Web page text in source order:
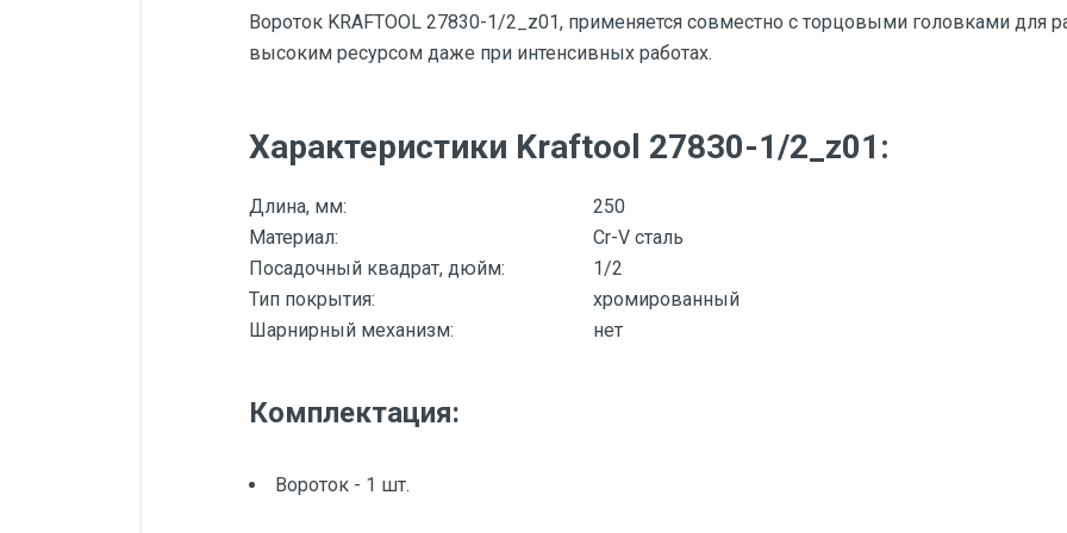
Вороток KRAFTOOL 27830-1/2_z01, применяется совместно с торцовыми головками для
высоким ресурсом даже при интенсивных работах.
Характеристики Kraftool 27830-1/2_z01:
Длина, мм:
250
Материал:
Cr-V сталь
Посадочный квадрат, дюйм:
1/2
Тип покрытия:
хромированный
Шарнирный механизм:
нет
Комплектация:
Вороток - 1 шт.